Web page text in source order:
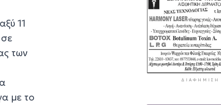
11
των
με το
ΔΙΑΦΉΜΙΣΗ